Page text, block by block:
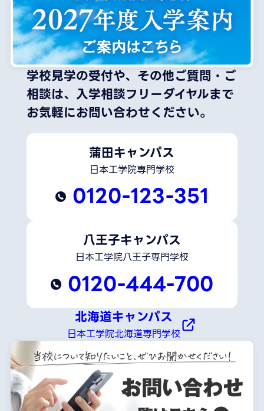
学校見学の受付や、その他ご質問・ご
相談は、 入学相談フリーダイヤルまで
お気軽にお問い合わせください。
蒲田キャンパス
日本工学院専門学校
0120-123-351
八王子キャンパス
日本工学院八王子専門学校
0120-444-700
北海道キャンパス
日本工学院北海道専門学校